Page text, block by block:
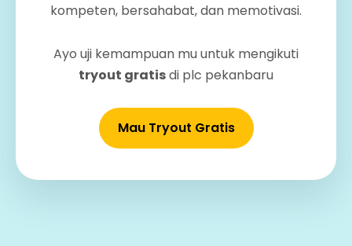
kompeten, bersahabat, dan memotivasi.
Ayo uji kemampuan mu untuk mengikuti
tryout gratisdi plc pekanbaru
Mau Tryout Gratis